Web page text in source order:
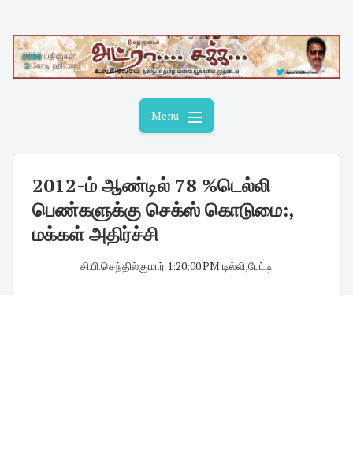
content
Menu
2012-ம் ஆண்டில் 78 %டெல்லி
பெண்களுக்கு செக்ஸ் கொடுமை:,
மக்கள் அதிர்ச்சி
சி.பி.செந்தில்குமார் 1:20:00 PM டில்லி,பேட்டி